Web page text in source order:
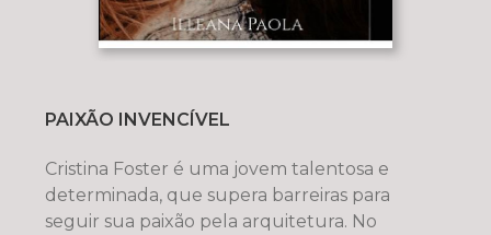
PAIXÃO INVENCÍVEL
Cristina Foster é uma jovem talentosa e
determinada, que supera barreiras para
seguir sua paixão pela arquitetura. No